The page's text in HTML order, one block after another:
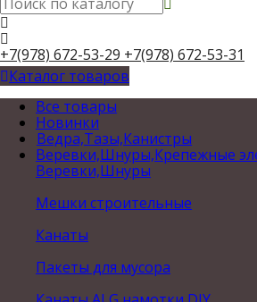
+7(978) 672-53-29 +7(978) 672-53-31
Каталог товаров
Все товары
Новинки
Ведра,Тазы,Канистры
Веревки,Шнуры,Крепежные
Веревки,Шнуры
Мешки строительные
Канаты
Пакеты для мусора